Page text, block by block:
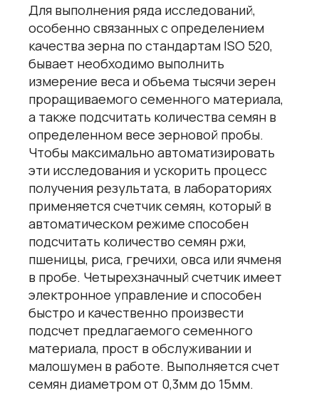
Для выполнения ряда исследований,
особенно связанных с определением
качества зерна по стандартам ISO 520,
бывает необходимо выполнить
измерение веса и объема тысячи зерен
проращиваемого семенного материала,
а также подсчитать количества семян в
определенном весе зерновой пробы.
Чтобы максимально автоматизировать
эти исследования и ускорить процесс
получения результата, в лабораториях
применяется счетчик семян, который в
автоматическом режиме способен
подсчитать количество семян ржи,
пшеницы, риса, гречихи, овса или ячменя
в пробе. Четырехзначный счетчик имеет
электронное управление и способен
быстро и качественно произвести
подсчет предлагаемого семенного
материала, прост в обслуживании и
малошумен в работе. Выполняется счет
семян диаметром от 0,3мм до 15мм.